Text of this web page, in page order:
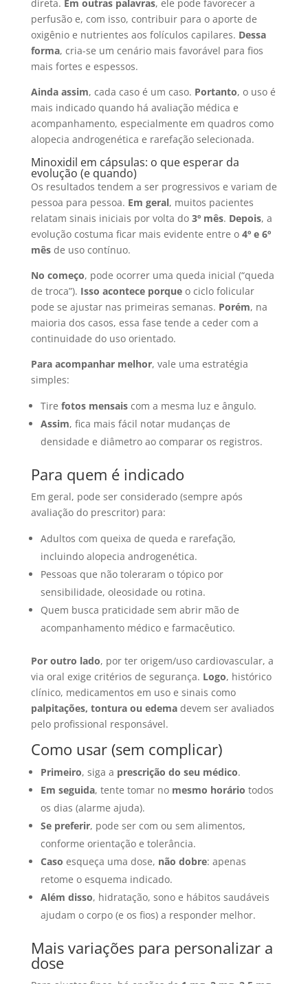
direta. Em outras palavras, ele pode favorecer a
perfusão e, com isso, contribuir para o aporte de
oxigênio e nutrientes aos folículos capilares. Dessa
forma, cria-se um cenário mais favorável para fios
mais fortes e espessos.
Ainda assim, cada caso é um caso. Portanto, o uso é
mais indicado quando há avaliação médica e
acompanhamento, especialmente em quadros como
alopecia androgenética e rarefação selecionada.
Minoxidil em cápsulas: o que esperar da
evolução (e quando)
Os resultados tendem a ser progressivos e variam de
pessoa para pessoa. Em geral, muitos pacientes
relatam sinais iniciais por volta do 3º mês. Depois, a
evolução costuma ficar mais evidente entre o 4º e 6º
mêsde uso contínuo.
No começo, pode ocorrer uma queda inicial (“queda
de troca”). Isso acontece porqueo ciclo folicular
pode se ajustar nas primeiras semanas. Porém, na
maioria dos casos, essa fase tende a ceder com a
continuidade do uso orientado.
Para acompanhar melhor, vale uma estratégia
simples:
Tire fotos mensaiscom a mesma luz e ângulo.
Assim, fica mais fácil notar mudanças de
densidade e diâmetro ao comparar os registros.
Para quem é indicado
Em geral, pode ser considerado (sempre após
avaliação do prescritor) para:
Adultos com queixa de queda e rarefação,
incluindo alopecia androgenética.
Pessoas que não toleraram o tópico por
sensibilidade, oleosidade ou rotina.
Quem busca praticidade sem abrir mão de
acompanhamento médico e farmacêutico.
Por outro lado, por ter origem/uso cardiovascular, a
via oral exige critérios de segurança. Logo, histórico
clínico, medicamentos em uso e sinais como
palpitações, tontura ou edemadevem ser avaliados
pelo profissional responsável.
Como usar (sem complicar)
Primeiro, siga a prescrição do seu médico.
Em seguida, tente tomar no mesmo horário todos
os dias (alarme ajuda).
Se preferir, pode ser com ou sem alimentos,
conforme orientação e tolerância.
Caso esqueça uma dose, não dobre: apenas
retome o esquema indicado.
Além disso, hidratação, sono e hábitos saudáveis
ajudam o corpo (e os fios) a responder melhor.
Mais variações para personalizar a
dose